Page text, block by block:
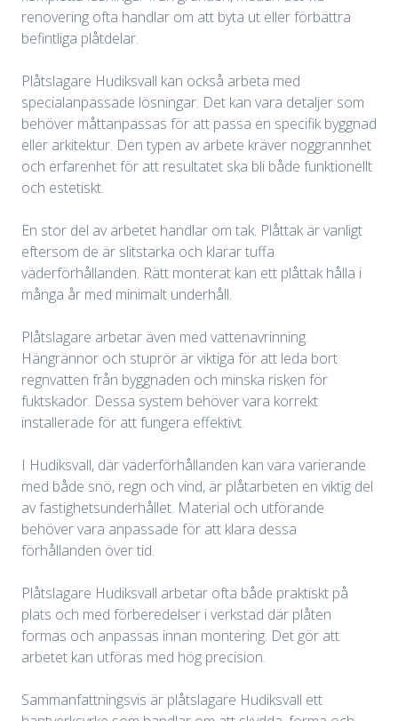
renovering ofta handlar om att byta ut eller förbättra
befintliga plåtdelar.
Plåtslagare Hudiksvall kan också arbeta med
specialanpassade lösningar. Det kan vara detaljer som
behöver måttanpassas för att passa en specifik byggnad
eller arkitektur. Den typen av arbete kräver noggrannhet
och erfarenhet för att resultatet ska bli både funktionellt
och estetiskt.
En stor del av arbetet handlar om tak. Plåttak är vanligt
eftersom de är slitstarka och klarar tuffa
väderförhållanden. Rätt monterat kan ett plåttak hålla i
många år med minimalt underhåll.
Plåtslagare arbetar även med vattenavrinning.
Hängrännor och stuprör är viktiga för att leda bort
regnvatten från byggnaden och minska risken för
fuktskador. Dessa system behöver vara korrekt
installerade för att fungera effektivt.
I Hudiksvall, där väderförhållanden kan vara varierande
med både snö, regn och vind, är plåtarbeten en viktig del
av fastighetsunderhållet. Material och utförande
behöver vara anpassade för att klara dessa
förhållanden över tid.
Plåtslagare Hudiksvall arbetar ofta både praktiskt på
plats och med förberedelser i verkstad där plåten
formas och anpassas innan montering. Det gör att
arbetet kan utföras med hög precision.
Sammanfattningsvis är plåtslagare Hudiksvall ett